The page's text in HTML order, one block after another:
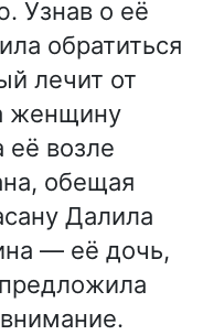
Узнав о её
обратиться
лечит от
женщину
её возле
обещая
Далила
— её дочь,